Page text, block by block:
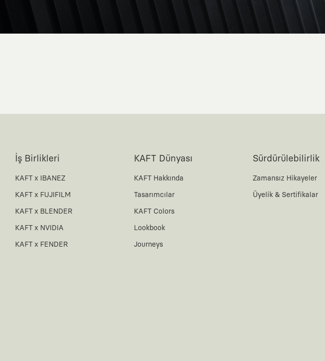
İş Birlikleri
KAFT x IBANEZ
KAFT x FUJIFILM
KAFT x BLENDER
KAFT x NVIDIA
KAFT x FENDER
KAFT Dünyası
KAFT Hakkında
Tasarımcılar
KAFT Colors
Lookbook
Journeys
Sürdürülebilirlik
Zamansız Hikayeler
Üyelik & Sertifikalar